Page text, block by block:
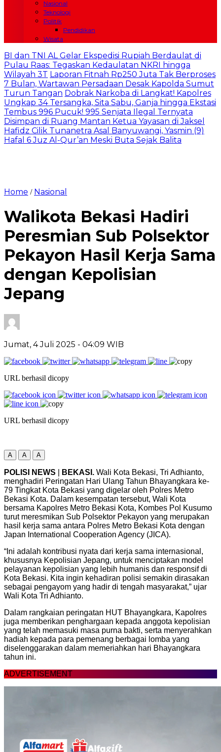
Nasional
Teknologi
Politik
Pendidikan
Wisata
BI dan TNI AL Gelar Ekspedisi Rupiah Berdaulat di
Pulau Raas: Tegaskan Kedaulatan NKRI hingga
Wilayah 3T Laporan Fitnah Rp250 Juta Tak Berproses
7 Bulan, Wartawan Persadaan Desak Kapolda Sumut
Turun Tangan Dobrak Narkoba di Langkat! Kapolres
Ungkap 34 Tersangka, Sita Sabu, Ganja hingga Ekstasi
Tembus 996 Pucuk! 995 Senjata Ilegal Ternyata
Disimpan di Ruang Mantan Ketua Yayasan di Jaksel
Hafidz Cilik Tunanetra Asal Banyuwangi, Yasmin (9)
Hafal 6 Juz Al-Qur’an Meski Buta Sejak Balita
Home / Nasional
Walikota Bekasi Hadiri
Peresmian Sub Polsektor
Pekayon Hasil Kerja Sama
dengan Kepolisian
Jepang
Jumat, 4 Juli 2025 - 04:09 WIB
URL berhasil dicopy
URL berhasil dicopy
A A A
POLISI NEWS BEKASI. Wali Kota Bekasi, Tri Adhianto,
menghadiri Peringatan Hari Ulang Tahun Bhayangkara ke-
79 Tingkat Kota Bekasi yang digelar oleh Polres Metro
Bekasi Kota. Dalam kesempatan tersebut, Wali Kota
bersama Kapolres Metro Bekasi Kota, Kombes Pol Kusumo
turut meresmikan Sub Polsektor Pekayon yang merupakan
hasil kerja sama antara Polres Metro Bekasi Kota dengan
Japan International Cooperation Agency (JICA).
“Ini adalah kontribusi nyata dari kerja sama internasional,
khususnya Kepolisian Jepang, untuk menciptakan model
pelayanan kepolisian yang lebih humanis dan responsif di
Kota Bekasi. Kita ingin kehadiran polisi semakin dirasakan
sebagai pengayom yang hadir di tengah masyarakat,” ujar
Wali Kota Tri Adhianto.
Dalam rangkaian peringatan HUT Bhayangkara, Kapolres
juga memberikan penghargaan kepada anggota kepolisian
yang telah memasuki masa purna bakti, serta menyerahkan
hadiah kepada para pemenang berbagai lomba yang
diselenggarakan dalam memeriahkan hari Bhayangkara
tahun ini.
ADVERTISEMENT